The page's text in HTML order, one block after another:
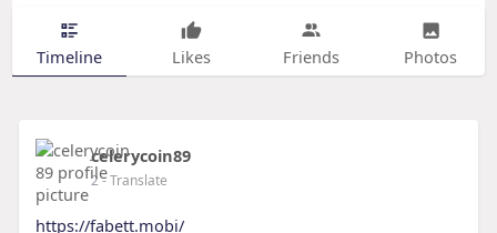
Timeline Likes Friends Photos
celerycoin89
2- Translate
https://fabett.mobi/